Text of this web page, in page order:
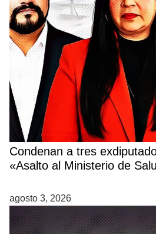
Condenan a tres
«Asalto al Ministerio de
agosto 3, 2026